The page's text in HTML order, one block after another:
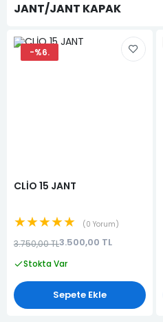
JANT/JANT KAPAK
-%6.
CLİO 15 JANT
★★★★★ 0 Yorum
3.750,00 TL3.500,00 TL
Stokta Var
Sepete Ekle